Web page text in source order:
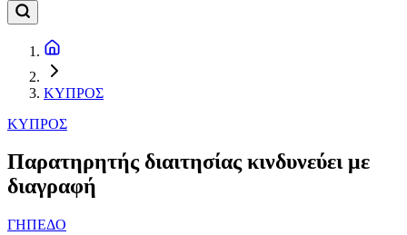
ΚΥΠΡΟΣ
ΚΥΠΡΟΣ
Παρατηρητής διαιτησίας κινδυνεύει με
διαγραφή
ΓΗΠΕΔΟ